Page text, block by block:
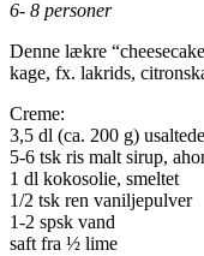
6- 8 personer
Denne lækre
kage, fx. lakrids,
Creme:
3,5 dl (ca. 200 g)
5-6 tsk ris malt sirup,
1 dl kokosolie, smeltet
1/2 tsk ren vaniljepulver
1-2 spsk vand
saft fra ½ lime